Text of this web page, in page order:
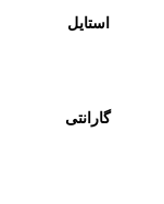
استایل
گارانتی